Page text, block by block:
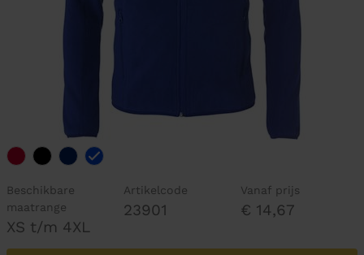
Beschikbare
maatrange
XS t/m 4XL
Artikelcode
23901
Vanaf prijs
€ 14,67